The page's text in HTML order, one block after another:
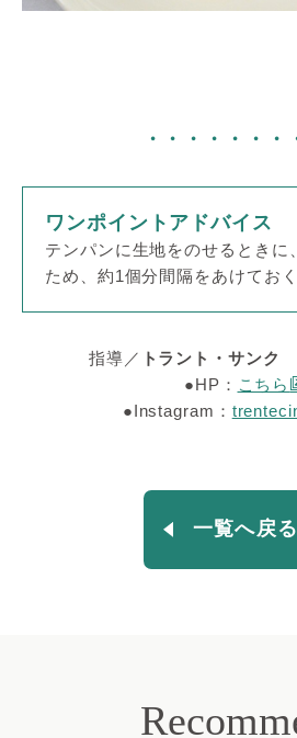
・・・・・・・
ワンポイントアドバイス
テンパンに生地をのせるときに
ため、約1個分間隔をあけておく
指導／ トラント・サンク
●HP： こちら
●Instagram：
一覧へ戻る